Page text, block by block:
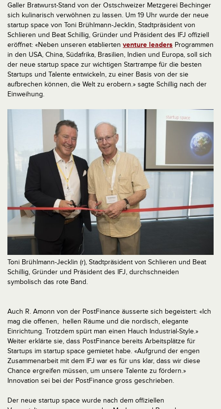
Galler Bratwurst-Stand von der Ostschweizer Metzgerei Bechinger
sich kulinarisch verwöhnen zu lassen. Um 19 Uhr wurde der neue
startup space von Toni Brühlmann-Jecklin, Stadtpräsident von
Schlieren und Beat Schillig, Gründer und Präsident des IFJ offiziell
eröffnet: «Neben unseren etablierten venture leaders Programmen
in den USA, China, Südafrika, Brasilien, Indien und Europa, soll sich
der neue startup space zur wichtigen Startrampe für die besten
Startups und Talente entwickeln, zu einer Basis von der sie
aufbrechen können, die Welt zu erobern.» sagte Schillig nach der
Einweihung.
Toni Brühlmann-Jecklin (r), Stadtpräsident von Schlieren und Beat
Schillig, Gründer und Präsident des IFJ, durchschneiden
symbolisch das rote Band.
Auch R. Amonn von der PostFinance äusserte sich begeistert: «Ich
mag die offenen, hellen Räume und die nordisch, elegante
Einrichtung. Trotzdem spürt man einen Hauch Industrial-Style.»
Weiter erklärte sie, dass PostFinance bereits Arbeitsplätze für
Startups im startup space gemietet habe. «Aufgrund der engen
Zusammenarbeit mit dem IFJ war es für uns klar, dass wir diese
Chance ergreifen müssen, um unsere Talente zu fördern.»
Innovation sei bei der PostFinance gross geschrieben.
Der neue startup space wurde nach dem offiziellen